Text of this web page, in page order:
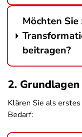
Möchten
beitragen?
2.
Klären Sie als
Bedarf: